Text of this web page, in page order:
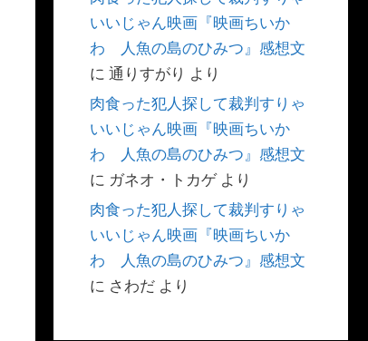
いいじゃん映画『映画ちいか
わ 人魚の島のひみつ』感想文
に 通りすがり より
肉食った犯人探して裁判すりゃ
いいじゃん映画『映画ちいか
わ 人魚の島のひみつ』感想文
に ガネオ・トカゲより
肉食った犯人探して裁判すりゃ
いいじゃん映画『映画ちいか
わ 人魚の島のひみつ』感想文
に さわだ より